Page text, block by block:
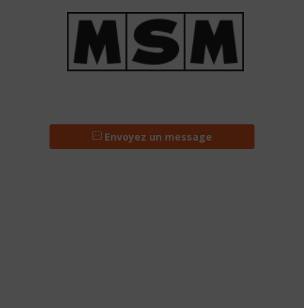
Envoyez un message